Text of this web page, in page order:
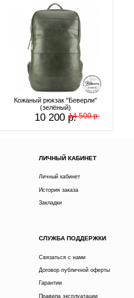
Кожаный рюкзак "Беверли"
(зелёный)
10 200 р.14 500 р.
ЛИЧНЫЙ КАБИНЕТ
Личный кабинет
История заказа
Закладки
СЛУЖБА ПОДДЕРЖКИ
Связаться с нами
Договор публичной оферты
Гарантии
Правила эксплуатации